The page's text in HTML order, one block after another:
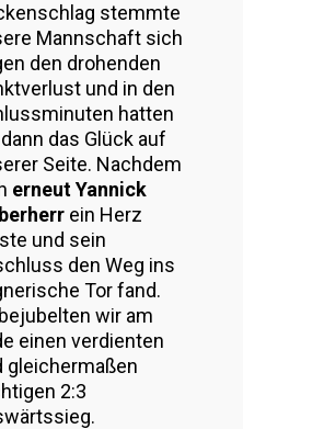
stemmte
Mannschaft sich
den drohenden
und in den
hatten
das Glück auf
Seite. Nachdem
erneut Yannick
ein Herz
und sein
den Weg ins
Tor fand.
wir am
einen verdienten
gleichermaßen
2:3